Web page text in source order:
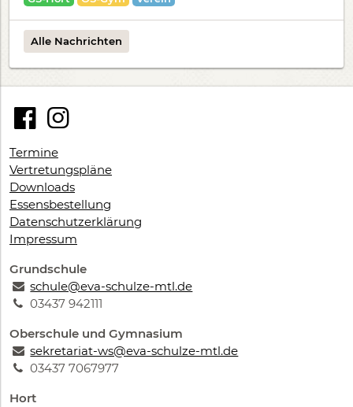
Alle Nachrichten
Termine
Vertretungspläne
Downloads
Essensbestellung
Datenschutzerklärung
Impressum
Grundschule
schule@eva-schulze-mtl.de
03437 942111
Oberschule und Gymnasium
sekretariat-ws@eva-schulze-mtl.de
03437 7067977
Hort